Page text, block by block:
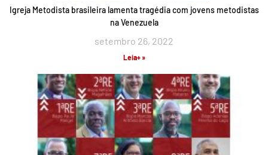
Igreja Metodista brasileira lamenta tragédia com jovens metodistas
na Venezuela
setembro 26, 2022
Leia+ »